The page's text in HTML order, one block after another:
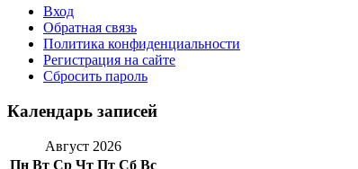
Вход
Обратная связь
Политика конфиденциальности
Регистрация на сайте
Сбросить пароль
Календарь записей
Август 2026
Пн Вт Ср Чт Пт Сб Вс